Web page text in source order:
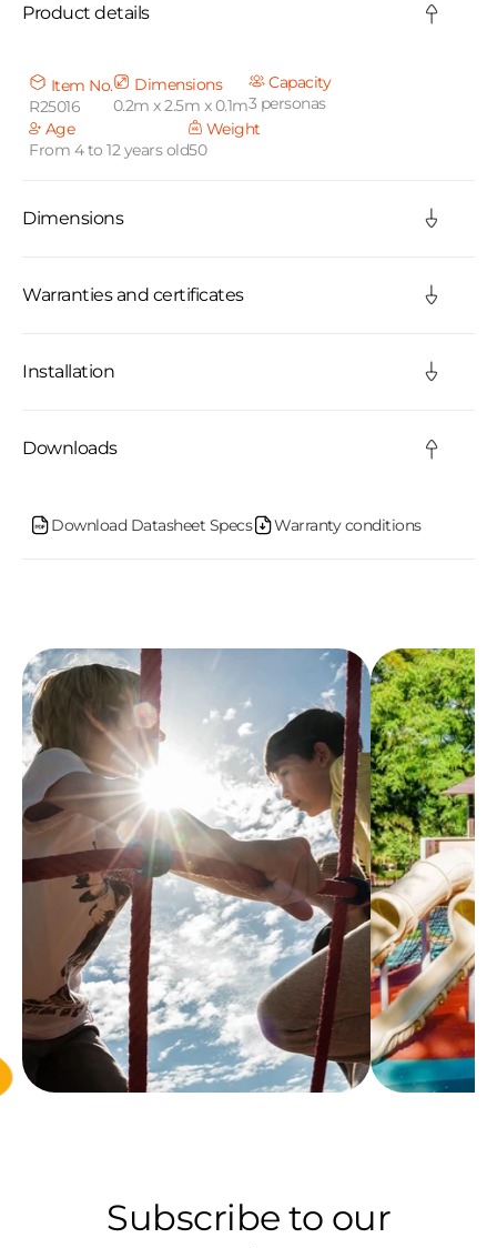
l
l
a
p
s
b
c
n
n
t
Product details
Item No.
R25016
Dimensions
0.2m x 2.5m x 0.1m
Capacity
3 personas
Age
From 4 to 12 years old
Weight
50
Dimensions
Warranties and certificates
Installation
Downloads
Download Datasheet Specs Warranty conditions
Subscribe to our